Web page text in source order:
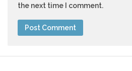
the next time I comment.